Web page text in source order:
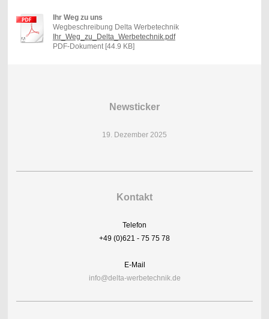
Ihr Weg zu uns
Wegbeschreibung Delta Werbetechnik
Ihr_Weg_zu_Delta_Werbetechnik.pdf
PDF-Dokument [44.9 KB]
Newsticker
19. Dezember 2025
Kontakt
Telefon
+49 (0)621 - 75 75 78
E-Mail
info@delta-werbetechnik.de